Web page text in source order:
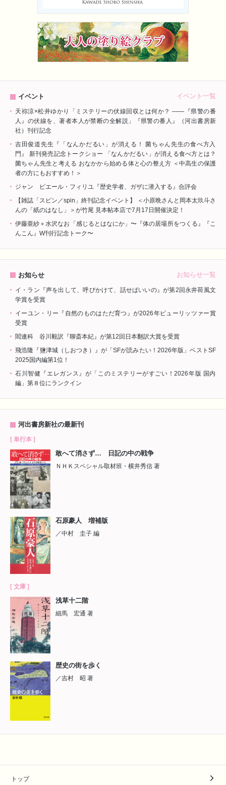
イベント イベント一覧
天祢涼×松井ゆかり「ミステリーの伏線回収とは何か？ ――『県警の番
人』の伏線を、著者本人が禁断の全解説」『県警の番人』（河出書房新
社）刊行記念
吉田俊道先生『「なんかだるい」が消える！ 菌ちゃん先生の食べ方入
門』 新刊発売記念トークショー 「なんかだるい」が消える食べ方とは？
菌ちゃん先生と考える おなかから始める体と心の整え方 ＜中高生の保護
者の方にもおすすめ！＞
ジャン゠ピエール・フィリユ『歴史学者、ガザに潜入する』合評会
【雑誌「スピン／spin」終刊記念イベント】 ＜小原晩さんと岡本太玖斗さ
んの「紙のはなし」＞が竹尾 見本帖本店で7月17日開催決定！
伊藤亜紗＋水沢なお「感じるとはなにか」〜『体の居場所をつくる』『こ
んこん』W刊行記念トーク〜
お知らせ お知らせ一覧
イ・ラン『声を出して、呼びかけて、話せばいいの』が第2回永井荷風文
学賞を受賞
イーユン・リー『自然のものはただ育つ』が2026年ピューリッツァー賞
受賞
閻連科 谷川毅訳『聊斎本紀』が第12回日本翻訳大賞を受賞
飛浩隆『鹽津城（しおつき）』が「SFが読みたい！2026年版」ベストSF
2025国内編第1位！
石川智健『エレガンス』が「このミステリーがすごい！2026年版 国内
編」第８位にランクイン
河出書房新社の最新刊
[ 単行本 ]
敢へて消さず… 日記の中の戦争
ＮＨＫスペシャル取材班・横井秀信 著
石原豪人 増補版
／中村 圭子 編
[ 文庫 ]
浅草十二階
細馬 宏通 著
歴史の街を歩く
／吉村 昭 著
トップ